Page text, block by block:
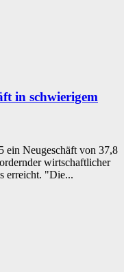
in schwierigem
ein Neugeschäft von 37,8
wirtschaftlicher
erreicht. "Die...